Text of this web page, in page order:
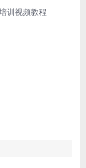
训视频教程